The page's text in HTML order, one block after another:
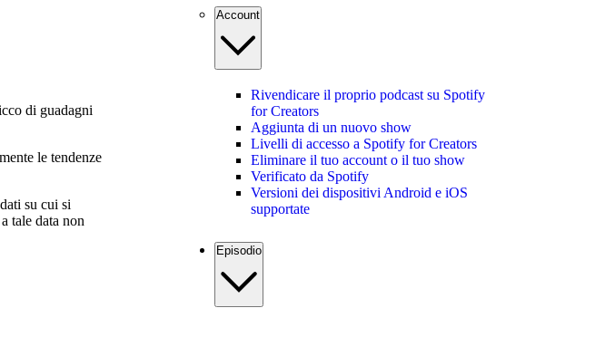
di guadagni
le tendenze
su cui si
tale data non
Account
Rivendicare il proprio podcast su Spotify
for Creators
Aggiunta di un nuovo show
Livelli di accesso a Spotify for Creators
Eliminare il tuo account o il tuo show
Verificato da Spotify
Versioni dei dispositivi Android e iOS
supportate
Episodio